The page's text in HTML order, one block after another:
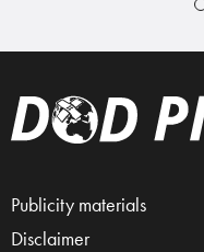
Publicity materials
Disclaimer